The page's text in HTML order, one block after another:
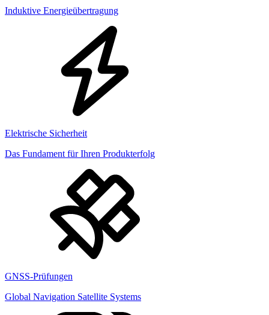
Induktive Energieübertragung
Elektrische Sicherheit
Das Fundament für Ihren Produkterfolg
GNSS-Prüfungen
Global Navigation Satellite Systems